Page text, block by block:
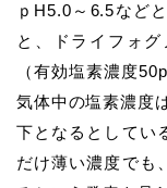
ｐH5.0～6.5など
と、ドライフォ
（有効塩素濃度
気体中の塩素濃度
下となるとしてい
だけ薄い濃度でも